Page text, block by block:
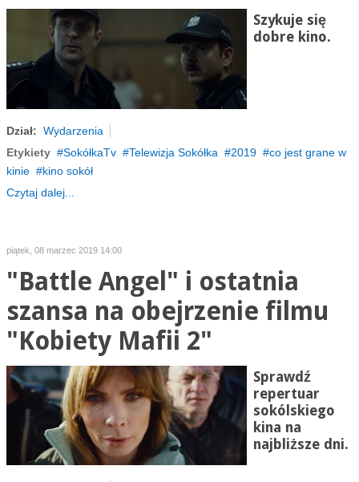
Szykuje się
dobre kino.
Dział: Wydarzenia
Etykiety
SokółkaTv Telewizja Sokółka 2019
co jest grane w
kinie
kino sokół
Czytaj dalej...
piątek, 08 marzec 2019 14:00
"Battle Angel" i ostatnia
szansa na obejrzenie filmu
"Kobiety Mafii 2"
Sprawdź
repertuar
sokólskiego
kina na
najbliższe dni.